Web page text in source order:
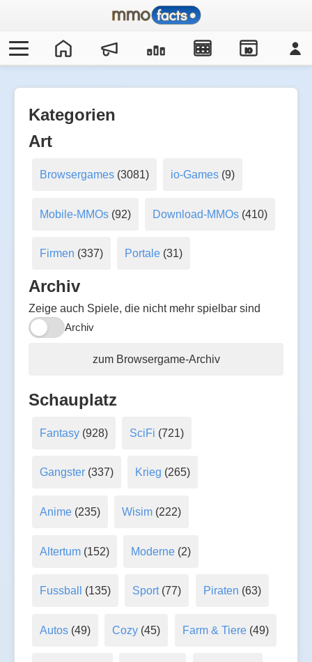
IO
Kategorien
Art
Browsergames(3081) io-Games (9)
Mobile-MMOs(92) Download-MMOs (410)
Firmen (337) Portale (31)
Archiv
Zeige auch Spiele, die nicht mehr spielbar sind
Archiv
zum Browsergame-Archiv
Schauplatz
Fantasy(928) SciFi (721)
Gangster(337) Krieg (265)
Anime(235) Wisim (222)
Altertum(152) Moderne (2)
Fussball (135) Sport(77) Piraten (63)
Autos(49) Cozy (45) Farm & Tiere(49)